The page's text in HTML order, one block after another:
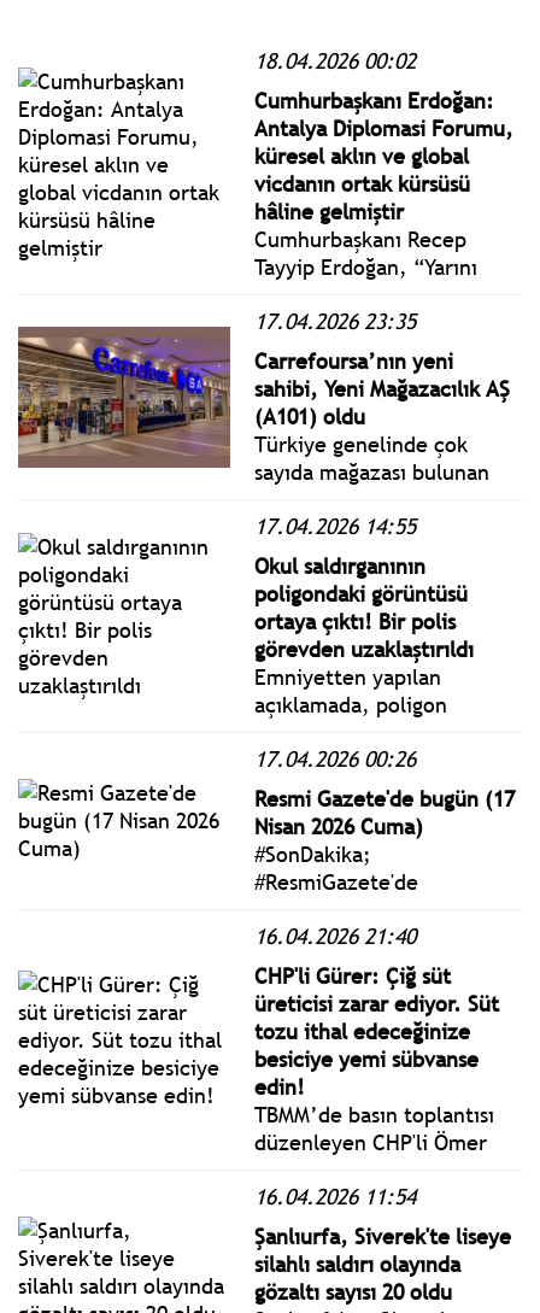
18.04.2026 00:02
Cumhurbaşkanı Erdoğan:
Antalya Diplomasi Forumu,
küresel aklın ve global
vicdanın ortak kürsüsü
hâline gelmiştir
Cumhurbaşkanı Recep
Tayyip Erdoğan, “Yarını
Baş Etmek” ana temasıyla
NEST Kongre Merkezi’nde
düzenlenen 5. Antalya
Diplomasi Forumu’nun
açılışında bir konuşma
yaptı.
17.04.2026 23:35
Carrefoursa’nın yeni
sahibi, Yeni Mağazacılık AŞ
(A101) oldu
Türkiye genelinde çok
sayıda mağazası bulunan
hisselerinin satışı için Yeni
Mağazacılık AŞ'yle
anlaşmaya varıldı. Devir
işleminin, Rekabet Kurulu
onayının ardından
tamamlanması bekleniyor.
17.04.2026 14:55
Okul saldırganının
poligondaki görüntüsü
ortaya çıktı! Bir polis
görevden uzaklaştırıldı
Emniyetten yapılan
açıklamada, poligon
M.Y.’nin aynı gün görevden
uzaklaştırıldığı ve
soruşturma başlatıldığını
bildirildi.
17.04.2026 00:26
Resmi Gazete'de bugün (17
Nisan 2026 Cuma)
#SonDakika;
#ResmiGazete'de
Cuma yönetmelik, genelge
ve tebliğler
takip edebilirsiniz.
16.04.2026 21:40
CHP'li Gürer: Çiğ süt
üreticisi zarar ediyor. Süt
tozu ithal edeceğinize
besiciye yemi sübvanse
edin!
TBMM’de basın toplantısı
düzenleyen CHP'li Ömer
sektöründe yaşanan fiyat
belirsizliği, artan
maliyetler, üretim düşüşü
ve ithalat verilerini tüm
16.04.2026 11:54
Şanlıurfa, Siverek'te liseye
silahlı saldırı olayında
gözaltı sayısı 20 oldu